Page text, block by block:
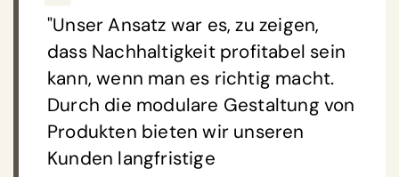
"Unser Ansatz war es, zu zeigen,
dass Nachhaltigkeit profitabel sein
kann, wenn man es richtig macht.
Durch die modulare Gestaltung von
Produkten bieten wir unseren
Kunden langfristige